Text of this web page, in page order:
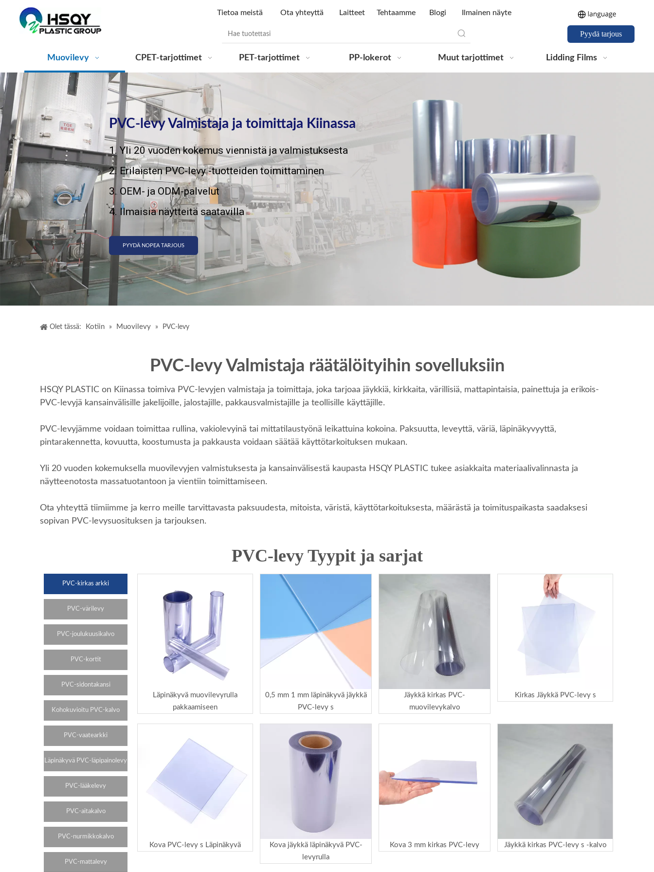
Tietoa meistä Ota yhteyttä Laitteet Tehtaamme Blogi Ilmainen näyte
Pyydä tarjous
Muovilevy CPET-tarjottimet PET-tarjottimet PP-lokerot Muut tarjottimet Lidding Films
PVC-levy Valmistaja ja toimittaja Kiinassa
1. Yli 20 vuoden kokemus viennistä ja valmistuksesta
2. Erilaisten PVC-levy -tuotteiden toimittaminen
3. OEM- ja ODM-palvelut
4. Ilmaisia ​​näytteitä saatavilla
PYYDÄ NOPEA TARJOUS
Olet tässä: Kotiin » Muovilevy » PVC-levy
PVC-levy Valmistaja räätälöityihin sovelluksiin
HSQY PLASTIC on Kiinassa toimiva PVC-levyjen valmistaja ja toimittaja, joka tarjoaa jäykkiä, kirkkaita, värillisiä, mattapintaisia, painettuja ja erikois-
PVC-levyjä kansainvälisille jakelijoille, jalostajille, pakkausvalmistajille ja teollisille käyttäjille.
PVC-levyjämme voidaan toimittaa rullina, vakiolevyinä tai mittatilaustyönä leikattuina kokoina. Paksuutta, leveyttä, väriä, läpinäkyvyyttä,
pintarakennetta, kovuutta, koostumusta ja pakkausta voidaan säätää käyttötarkoituksen mukaan.
Yli 20 vuoden kokemuksella muovilevyjen valmistuksesta ja kansainvälisestä kaupasta HSQY PLASTIC tukee asiakkaita materiaalivalinnasta ja
näytteenotosta massatuotantoon ja vientiin toimittamiseen.
Ota yhteyttä tiimiimme ja kerro meille tarvittavasta paksuudesta, mitoista, väristä, käyttötarkoituksesta, määrästä ja toimituspaikasta saadaksesi
sopivan PVC-levysuosituksen ja tarjouksen.
PVC-levy Tyypit ja sarjat
PVC-kirkas arkki
PVC-värilevy
PVC-joulukuusikalvo
PVC-kortit
PVC-sidontakansi
Kohokuvioitu PVC-kalvo
PVC-vaatearkki
Läpinäkyvä PVC-läpipainolevy
PVC-lääkelevy
PVC-aitakalvo
PVC-nurmikkokalvo
PVC-mattalevy
Läpinäkyvä muovilevyrulla
pakkaamiseen
0,5 mm 1 mm läpinäkyvä jäykkä
PVC-levy s
Jäykkä kirkas PVC-
muovilevykalvo
Kirkas Jäykkä PVC-levy s
Kova PVC-levy s Läpinäkyvä
Kova jäykkä läpinäkyvä PVC-
levyrulla
Kova 3 mm kirkas PVC-levy Jäykkä kirkas PVC-levy s -kalvo